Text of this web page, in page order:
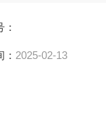
2025-02-13